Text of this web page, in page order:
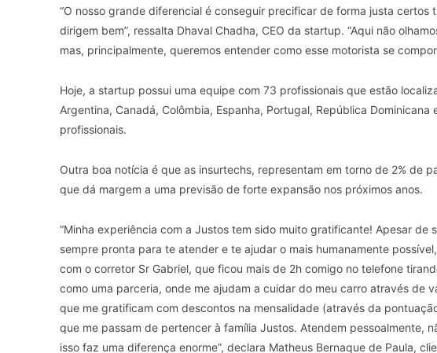
“O nosso grande diferencial é conseguir precificar de forma justa certos
dirigem bem”, ressalta Dhaval Chadha, CEO da startup. “Aqui não
mas, principalmente, queremos entender como esse motorista se
Hoje, a startup possui uma equipe com 73 profissionais que estão
Argentina, Canadá, Colômbia, Espanha, Portugal, República
profissionais.
Outra boa notícia é que as insurtechs, representam em torno de 2% de
que dá margem a uma previsão de forte expansão nos próximos anos.
“Minha experiência com a Justos tem sido muito gratificante! Apesar de
sempre pronta para te atender e te ajudar o mais humanamente
com o corretor Sr Gabriel, que ficou mais de 2h comigo no telefone
como uma parceria, onde me ajudam a cuidar do meu carro através de
que me gratificam com descontos na mensalidade (através da
que me passam de pertencer à família Justos. Atendem pessoalmente,
isso faz uma diferença enorme”, declara Matheus Bernaque de Paula,